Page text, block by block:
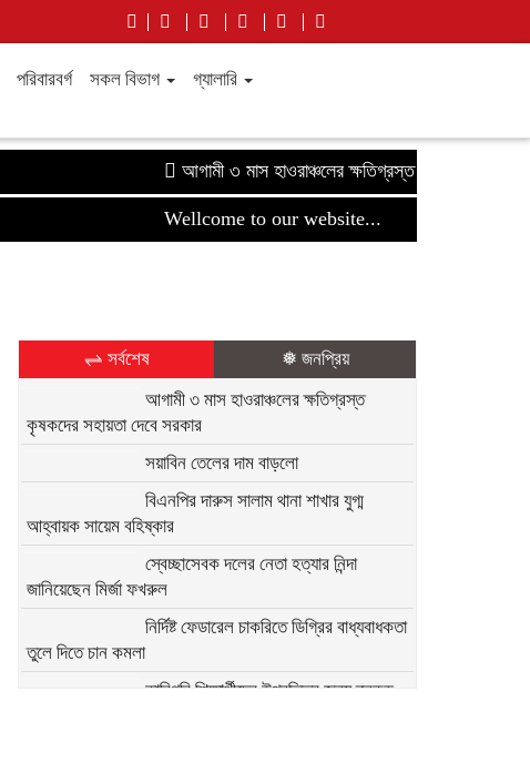
পরিবারবর্গ সকল বিভাগ গ্যালারি
আগামী ৩ মাস হাওরাঞ্চলের ক্ষতিগ্রস্ত কৃষকদের সহায়তা
Wellcome to our website...
⇌ সর্বশেষ
❅ জনপ্রিয়
আগামী ৩ মাস হাওরাঞ্চলের ক্ষতিগ্রস্ত
কৃষকদের সহায়তা দেবে সরকার
সয়াবিন তেলের দাম বাড়লো
বিএনপির দারুস সালাম থানা শাখার যুগ্ম
আহ্বায়ক সায়েম বহিষ্কার
স্বেচ্ছাসেবক দলের নেতা হত্যার নিন্দা
জানিয়েছেন মির্জা ফখরুল
নির্দিষ্ট ফেডারেল চাকরিতে ডিগ্রির বাধ্যবাধকতা
তুলে দিতে চান কমলা
কারিগরি শিক্ষার্থীদের উপবৃত্তির জন্য ব্লকড